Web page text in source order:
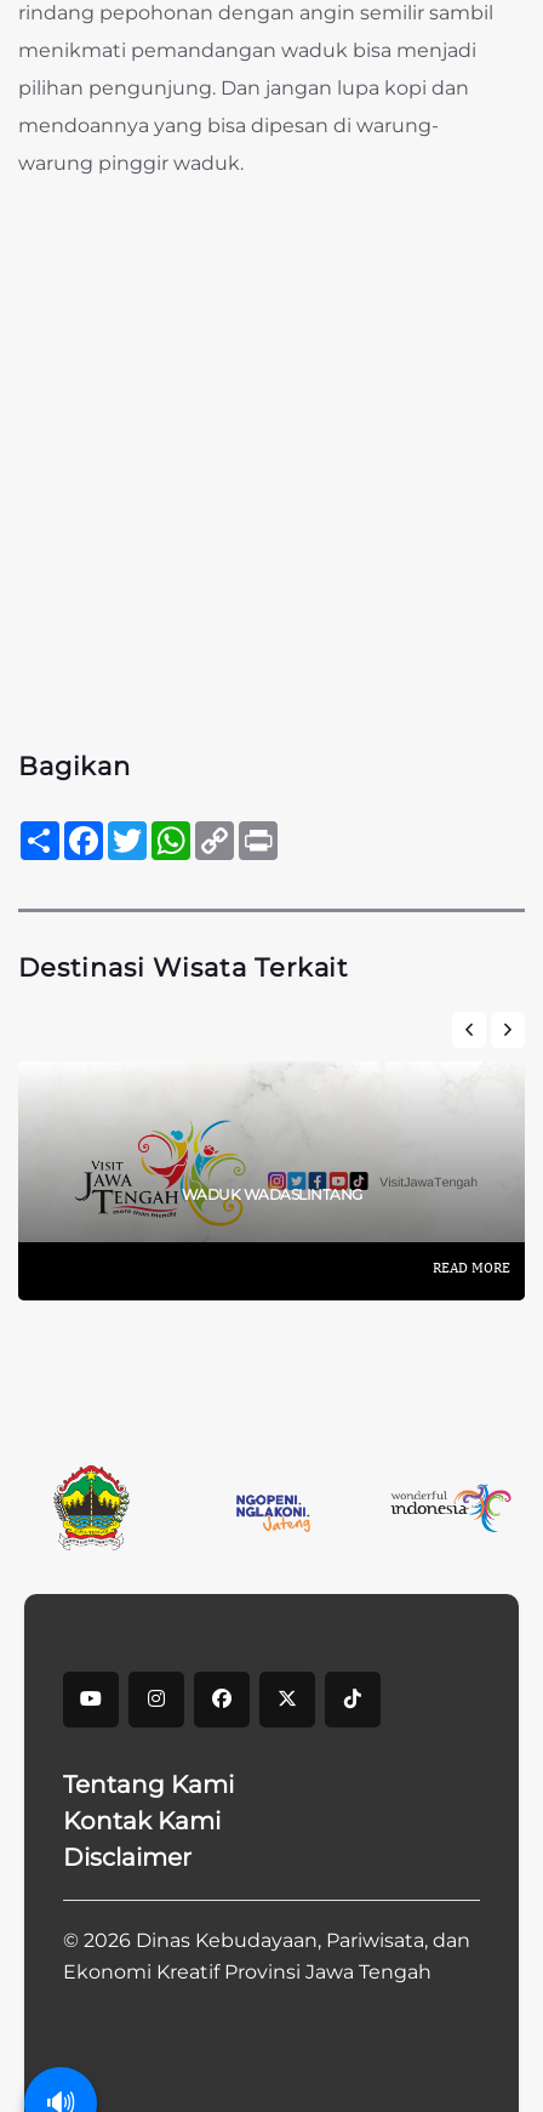
rindang pepohonan dengan angin semilir sambil
menikmati pemandangan waduk bisa menjadi
pilihan pengunjung. Dan jangan lupa kopi dan
mendoannya yang bisa dipesan di warung-
warung pinggir waduk.
Bagikan
SambungFacebook
TwitterWhatsApp
Copy
Link
Destinasi Wisata Terkait
WADUK WADASLINTANG
READ MORE
Tentang Kami
Kontak Kami
Disclaimer
© 2026 Dinas Kebudayaan, Pariwisata, dan
Ekonomi Kreatif Provinsi Jawa Tengah
🔊